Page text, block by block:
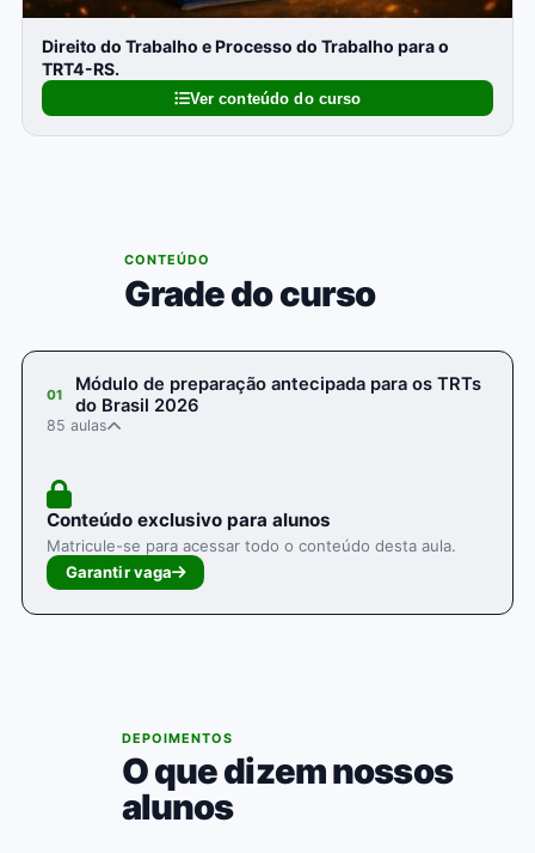
Direito do Trabalho e Processo do Trabalho para o
TRT4-RS.
Ver conteúdo do curso
CONTEÚDO
Grade do curso
01
Módulo de preparação antecipada para os TRTs
do Brasil 2026
85 aulas
Conteúdo exclusivo para alunos
Matricule-se para acessar todo o conteúdo desta aula.
Garantir vaga
DEPOIMENTOS
O que dizem nossos
alunos